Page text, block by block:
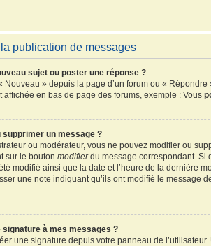
publication de messages
sujet ou poster une réponse ?
Nouveau » depuis la page d’un forum ou «
affichée en bas de page des forums, exemple : Vous
un message ?
ou modérateur, vous ne pouvez modifier ou
sur le boutonmodifierdu message correspondant. Si
modifié ainsi que la date et l’heure de la dernière
une note indiquant qu’ils ont modifié le message
signature à mes messages ?
une signature depuis votre panneau de